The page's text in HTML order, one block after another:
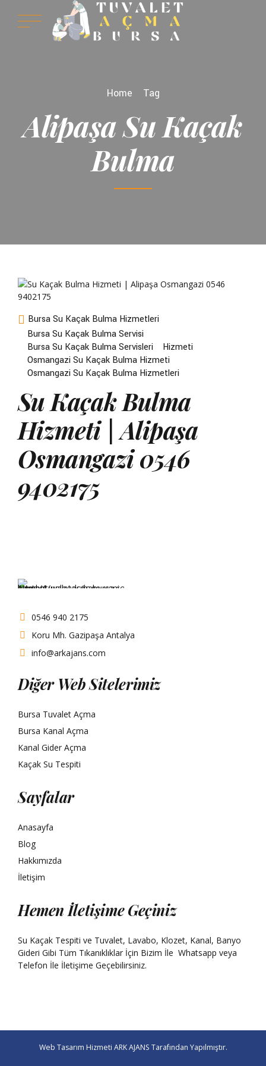
Home Tag
Alipaşa Su Kaçak
Bulma
Bursa Su Kaçak Bulma Hizmetleri
Bursa Su Kaçak Bulma Servisi
Bursa Su Kaçak Bulma Servisleri
Hizmeti
Osmangazi Su Kaçak Bulma Hizmeti
Osmangazi Su Kaçak Bulma Hizmetleri
Su Kaçak Bulma
Hizmeti | Alipaşa
Osmangazi 0546
9402175
0546 940 2175
Koru Mh. Gazipaşa Antalya
info@arkajans.com
Diğer Web Sitelerimiz
Bursa Tuvalet Açma
Bursa Kanal Açma
Kanal Gider Açma
Kaçak Su Tespiti
Sayfalar
Anasayfa
Blog
Hakkımızda
İletişim
Hemen İletişime Geçiniz
Su Kaçak Tespiti ve Tuvalet, Lavabo, Klozet, Kanal, Banyo
Gideri Gibi Tüm Tıkanıklıklar İçin Bizim İle Whatsapp veya
Telefon İle İletişime Geçebilirsiniz.
Web Tasarım Hizmeti ARK AJANS Tarafından Yapılmıştır.